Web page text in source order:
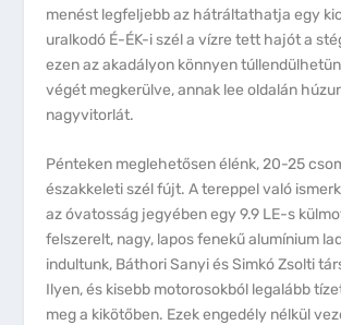
menést legfeljebb az hátráltathatja egy
uralkodó É-ÉK-i szél a vízre tett hajót a
ezen az akadályon könnyen
végét megkerülve, annak lee oldalán
nagyvitorlát.
Pénteken meglehetősen élénk, 20-25
északkeleti szél fújt. A tereppel való
az óvatosság jegyében egy 9.9 LE-s
felszerelt, nagy, lapos fenekű alumínium
indultunk, Báthori Sanyi és Simkó Zsolti
Ilyen, és kisebb motorosokból legalább
meg a kikötőben. Ezek engedély nélkül